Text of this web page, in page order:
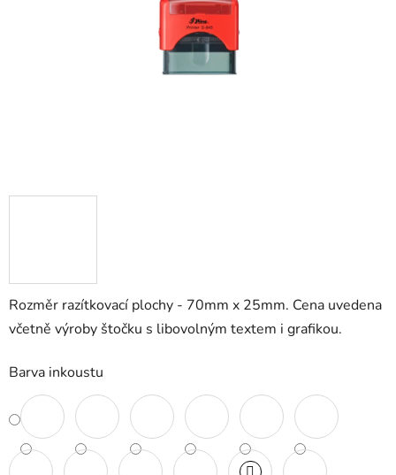
Rozměr razítkovací plochy - 70mm x 25mm. Cena uvedena
včetně výroby štočku s libovolným textem i grafikou.
Barva inkoustu